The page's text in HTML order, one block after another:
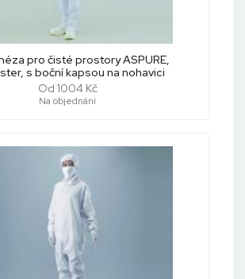
pro čisté prostory ASPURE,
s boční kapsou na nohavici
Od 1004 Kč
Na objednání